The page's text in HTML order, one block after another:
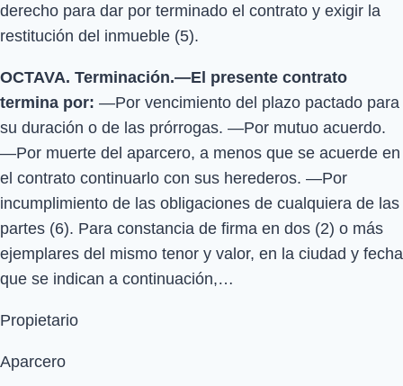
derecho para dar por terminado el contrato y exigir la
restitución del inmueble (5).
OCTAVA. Terminación.—El presente contrato
termina por: —Por vencimiento del plazo pactado para
su duración o de las prórrogas. —Por mutuo acuerdo.
—Por muerte del aparcero, a menos que se acuerde en
el contrato continuarlo con sus herederos. —Por
incumplimiento de las obligaciones de cualquiera de las
partes (6). Para constancia de firma en dos (2) o más
ejemplares del mismo tenor y valor, en la ciudad y fecha
que se indican a continuación,…
Propietario
Aparcero